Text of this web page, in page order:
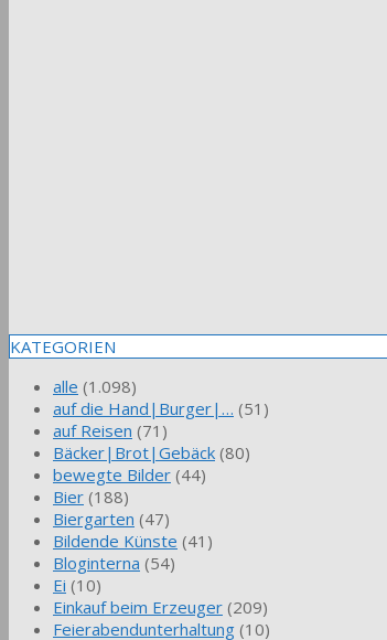
KATEGORIEN
alle (1.098)
auf die Hand|Burger|… (51)
auf Reisen (71)
Bäcker|Brot|Gebäck (80)
bewegte Bilder (44)
Bier (188)
Biergarten (47)
Bildende Künste (41)
Bloginterna (54)
Ei (10)
Einkauf beim Erzeuger (209)
Feierabendunterhaltung (10)